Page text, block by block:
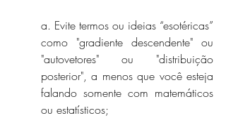
a. Evite termos ou ideias “esotéricas”
como "gradiente descendente" ou
"autovetores" ou "distribuição
posterior", a menos que você esteja
falando somente com matemáticos
ou estatísticos;